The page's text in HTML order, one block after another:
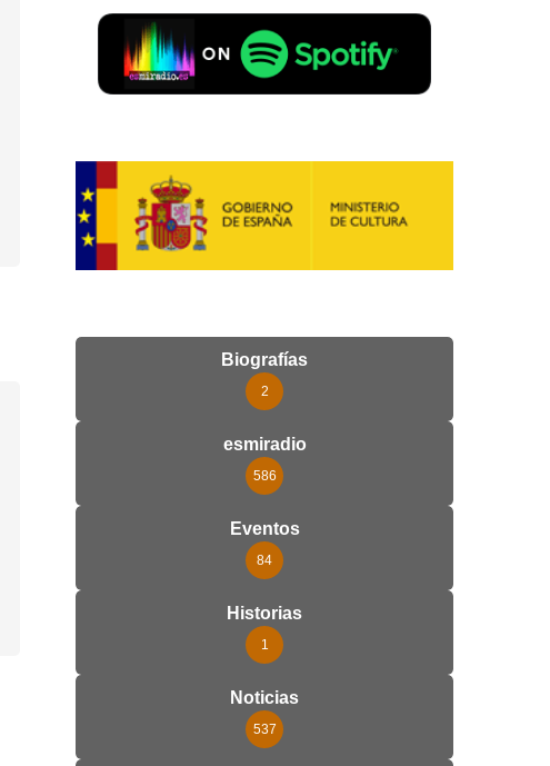
Biografías
2
esmiradio
586
Eventos
84
Historias
1
Noticias
537